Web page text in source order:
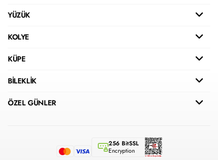
YÜZÜK
KOLYE
KÜPE
BİLEKLİK
ÖZEL GÜNLER
256 BitSSL
Encryption